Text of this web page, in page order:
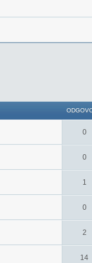
0
0
1
0
2
14